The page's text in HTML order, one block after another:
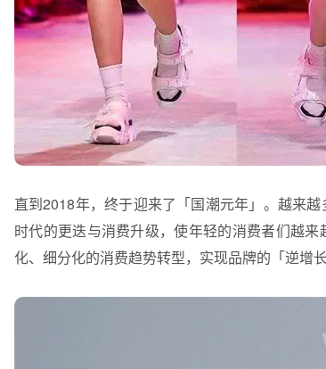
直到2018年，终于迎来了「国潮元年」。越来
时代的更迭与消费升级，使年轻的消费者们越
化、细分化的消费趋势转型，实现品牌的「逆增长